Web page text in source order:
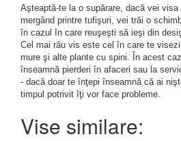
Aşteaptă-te la o supărare, dacă vei
mergând printre tufişuri, vei trăi o
în cazul în care reuşeşti să ieşi din
Cel mai rău vis este cel în care te
mure şi alte plante cu spini. În acest
înseamnă pierderi în afaceri sau la
- dacă doar te înţepi înseamnă că ai
timpul potrivit îţi vor face probleme.
Vise similare: